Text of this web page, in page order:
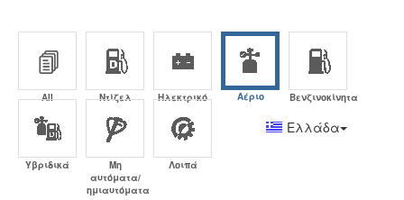
All Ντίζελ Ηλεκτρικό Αέριο Βενζινοκίνητα
Υβριδικά
Μη
αυτόματα/
ημιαυτόματα
Λοιπά
Ελλάδα